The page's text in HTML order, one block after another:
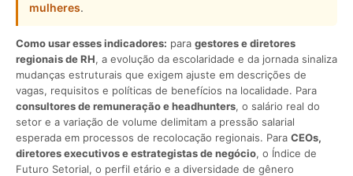
mulheres.
Como usar esses indicadores: para gestores e diretores
regionais de RH, a evolução da escolaridade e da jornada sinaliza
mudanças estruturais que exigem ajuste em descrições de
vagas, requisitos e políticas de benefícios na localidade. Para
consultores de remuneração e headhunters, o salário real do
setor e a variação de volume delimitam a pressão salarial
esperada em processos de recolocação regionais. Para CEOs,
diretores executivos e estrategistas de negócio, o Índice de
Futuro Setorial, o perfil etário e a diversidade de gênero